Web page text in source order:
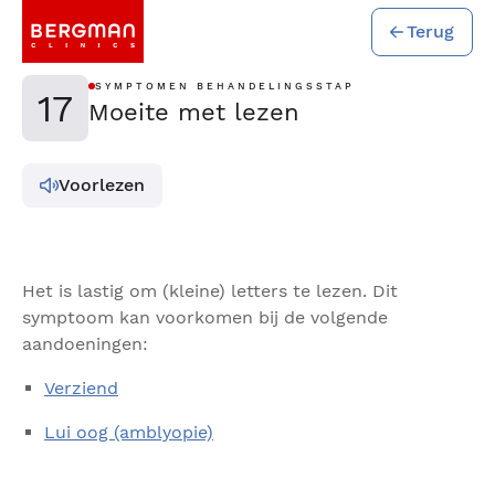
Terug
17 SYMPTOMEN BEHANDELINGSSTAP
Moeite met lezen
Voorlezen
Het is lastig om (kleine) letters te lezen. Dit
symptoom kan voorkomen bij de volgende
aandoeningen:
Verziend
Lui oog (amblyopie)